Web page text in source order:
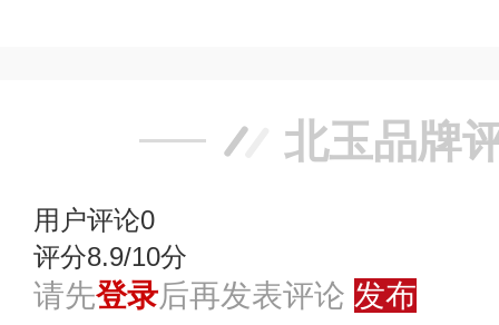
北玉品牌
用户评论0
评分8.9/10分
请先登录后再发表评论 发布